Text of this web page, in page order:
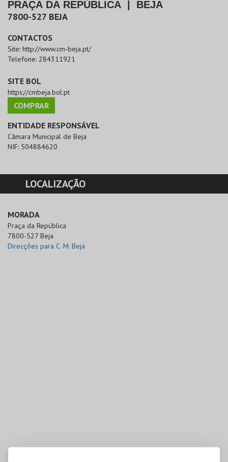
PRAÇA DA REPÚBLICA BEJA
7800-527 BEJA
CONTACTOS
Site: http://www.cm-beja.pt/
Telefone: 284311921
SITE BOL
https://cmbeja.bol.pt
COMPRAR
ENTIDADE RESPONSÁVEL
Câmara Municipal de Beja
NIF: 504884620
LOCALIZAÇÃO
MORADA
Praça da República
7800-527 Beja
Direcções para C. M. Beja